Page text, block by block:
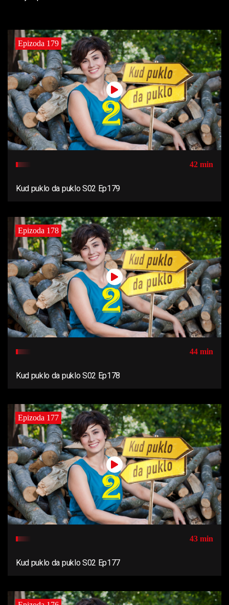
Epizoda 179
42 min
Kud puklo da puklo S02 Ep179
Epizoda 178
44 min
Kud puklo da puklo S02 Ep178
Epizoda 177
43 min
Kud puklo da puklo S02 Ep177